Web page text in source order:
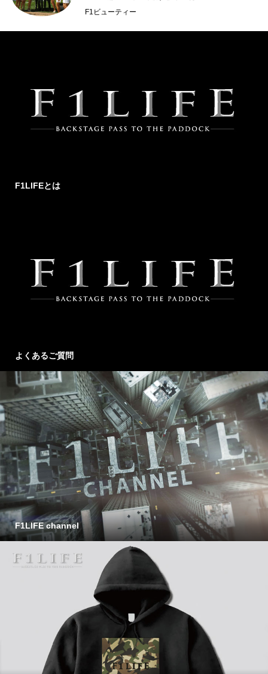
F1ビューティー
F1LIFEとは
よくあるご質問
F1LIFE channel